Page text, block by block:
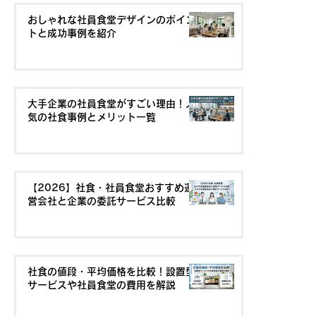
おしゃれな社員食堂デザインのポイン
トと成功事例を紹介
大手企業の社員食堂がすごい理由！人
気の社食事例とメリット一覧
【2026】社食・社員食堂おすすめ運
営会社と企業の委託サービス比較
社食の値段・平均価格を比較！設置型
サービスや社員食堂の費用を解説